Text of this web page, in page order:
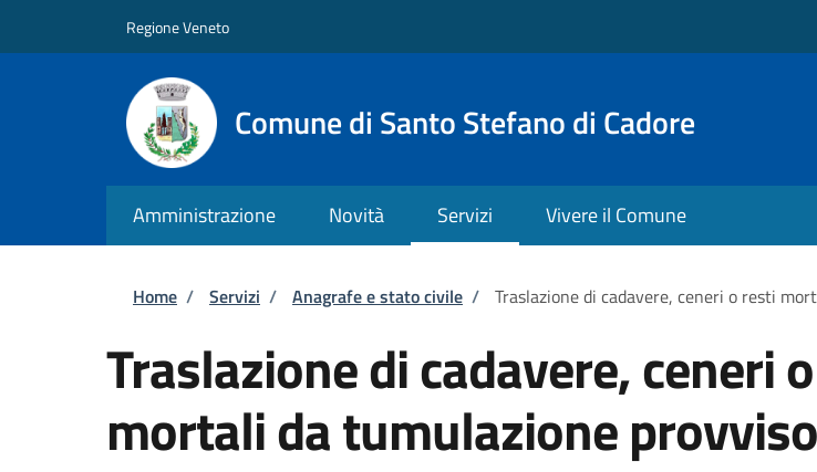
Regione Veneto
Comune di Santo Stefano di Cadore
Amministrazione Novità Servizi Vivere il Comune
Briciole di pane
Home / Servizi / Anagrafe e stato civile / Traslazione di cadavere, ceneri o resti
Traslazione di cadavere, ceneri
mortali da tumulazione